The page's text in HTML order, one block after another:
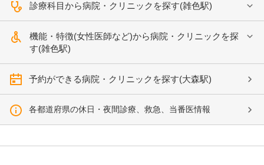
診療科目から病院・クリニックを探す(雑色駅)
機能・特徴(女性医師など)から病院・クリニックを探
す(雑色駅)
予約ができる病院・クリニックを探す(大森駅)
各都道府県の休日・夜間診療、救急、当番医情報